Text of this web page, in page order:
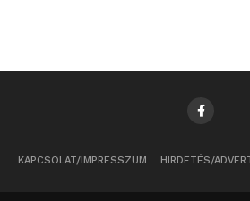
KAPCSOLAT/IMPRESSZUM HIRDETÉS/